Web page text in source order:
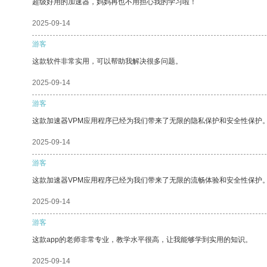
超级好用的加速器，妈妈再也不用担心我的学习啦！
2025-09-14
游客
这款软件非常实用，可以帮助我解决很多问题。
2025-09-14
游客
这款加速器VPM应用程序已经为我们带来了无限的隐私保护和安全性保护
2025-09-14
游客
这款加速器VPM应用程序已经为我们带来了无限的流畅体验和安全性保护
2025-09-14
游客
这款app的老师非常专业，教学水平很高，让我能够学到实用的知识。
2025-09-14